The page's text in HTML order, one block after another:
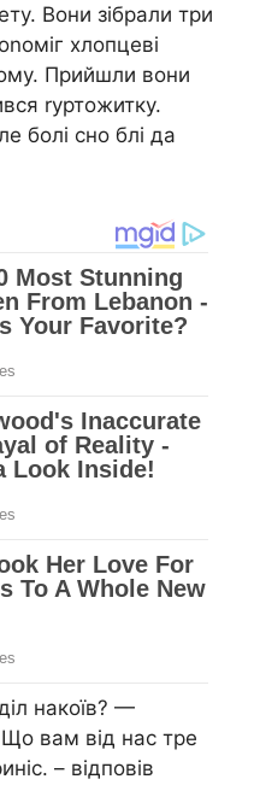
Вони зібрали три
хлопцеві
Прийшли вони
rуртожитку.
болі сно блі да
накоїв? —
вам від нас тре
– відповів